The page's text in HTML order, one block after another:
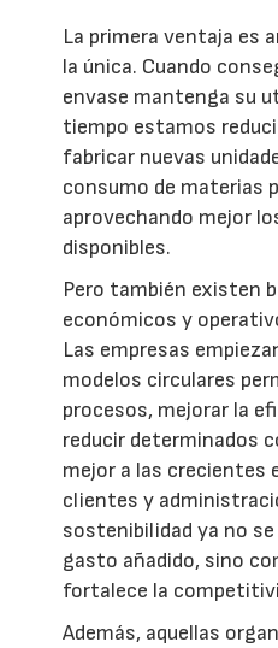
La primera ventaja es
la única. Cuando
envase mantenga su
tiempo estamos
fabricar nuevas
consumo de materias
aprovechando mejor
disponibles.
Pero también existen
económicos y
Las empresas
modelos circulares
procesos, mejorar la
reducir determinados
mejor a las crecientes
clientes y
sostenibilidad ya no
gasto añadido, sino
fortalece la
Además, aquellas